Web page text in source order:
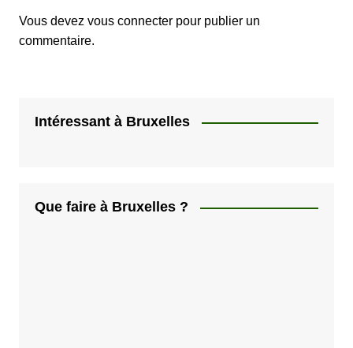
Vous devez vous connecterpour publier un
commentaire.
Intéressant à Bruxelles
Que faire à Bruxelles ?